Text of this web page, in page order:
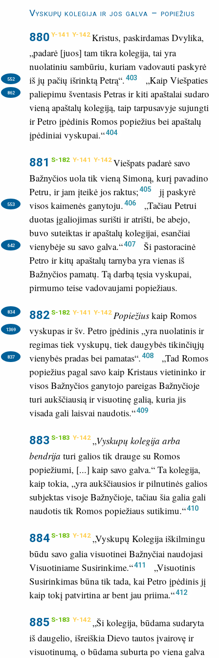
Vyskupų kolegija ir jos galva – popiežius
880 Y-141 Y-142Kristus, paskirdamas Dvylika,
„padarė [juos] tam tikra kolegija, tai yra
nuolatiniu sambūriu, kuriam vadovauti paskyrė
iš jų pačių išrinktą Petrą“.403
552
862
„Kaip Viešpaties
paliepimu šventasis Petras ir kiti apaštalai sudaro
vieną apaštalų kolegiją, taip tarpusavyje sujungti
ir Petro įpėdinis Romos popiežius bei apaštalų
įpėdiniai vyskupai.“404
881 S-182 Y-141 Y-142Viešpats padarė savo
Bažnyčios uola tik vieną Simoną, kurį pavadino
Petru, ir jam įteikė jos raktus;405
jį paskyrė
visos kaimenės ganytoju.406
553
„Tačiau Petrui
duotas įgaliojimas surišti ir atrišti, be abejo,
buvo suteiktas ir apaštalų kolegijai, esančiai
vienybėje su savo galva.“407
642
Ši pastoracinė
Petro ir kitų apaštalų tarnyba yra vienas iš
Bažnyčios pamatų. Tą darbą tęsia vyskupai,
pirmumo teise vadovaujami popiežiaus.
882 S-182 Y-141 Y-142
834 Popiežius kaip Romos
vyskupas ir šv. Petro įpėdinis
1369
„yra nuolatinis ir
regimas tiek vyskupų, tiek daugybės tikinčiųjų
vienybės pradas bei pamatas“.408
837
„Tad Romos
popiežius pagal savo kaip Kristaus vietininko ir
visos Bažnyčios ganytojo pareigas Bažnyčioje
turi aukščiausią ir visuotinę galią, kuria jis
visada gali laisvai naudotis.“409
883 S-183 Y-142 „Vyskupų kolegija arba
bendrija turi galios tik drauge su Romos
popiežiumi, [...] kaip savo galva.“ Ta kolegija,
kaip tokia, „yra aukščiausios ir pilnutinės galios
subjektas visoje Bažnyčioje, tačiau šia galia gali
naudotis tik Romos popiežiaus sutikimu.“410
884S-183 Y-142 „Vyskupų Kolegija iškilmingu
būdu savo galia visuotinei Bažnyčiai naudojasi
Visuotiniame Susirinkime.“411
„Visuotinis
Susirinkimas būna tik tada, kai Petro įpėdinis jį
kaip tokį patvirtina ar bent jau priima.“412
885 S-183 Y-142 „Ši kolegija, būdama sudaryta
iš daugelio, išreiškia Dievo tautos įvairovę ir
visuotinumą, o būdama suburta po viena galva